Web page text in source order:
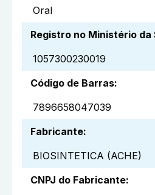
Oral
Registro no Ministério da
1057300230019
Código de Barras:
7896658047039
Fabricante:
BIOSINTETICA (ACHE)
CNPJ do Fabricante: